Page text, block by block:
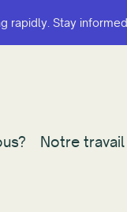
rapidly. Stay
Notre travail
rapidly. Stay
Notre travail